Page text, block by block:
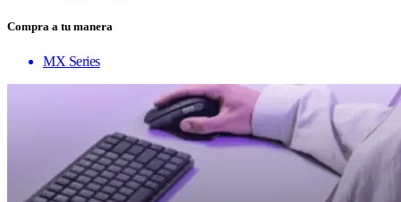
Compra a tu manera
MX Series